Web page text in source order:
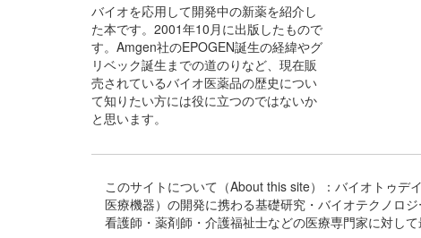
バイオを応用して開発中の新薬を紹介し
た本です。2001年10月に出版したもので
す。Amgen社のEPOGEN誕生の経緯やグ
リベック誕生までの道のりなど、現在販
売されているバイオ医薬品の歴史につい
て知りたい方には役に立つのではないか
と思います。
このサイトについて（About this site）：バイオトゥデ
医療機器）の開発に携わる基礎研究・バイオテクノロ
看護師・薬剤師・介護福祉士などの医療専門家に対し